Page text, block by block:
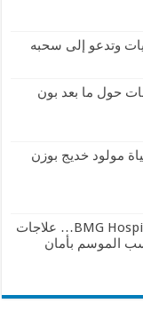
وتدعو إلى سحبه
حول ما بعد بون
مولود خديج بوزن
إشراقة الصيف تبدأ من BMG Hospital… علاجات
الموسم بأمان